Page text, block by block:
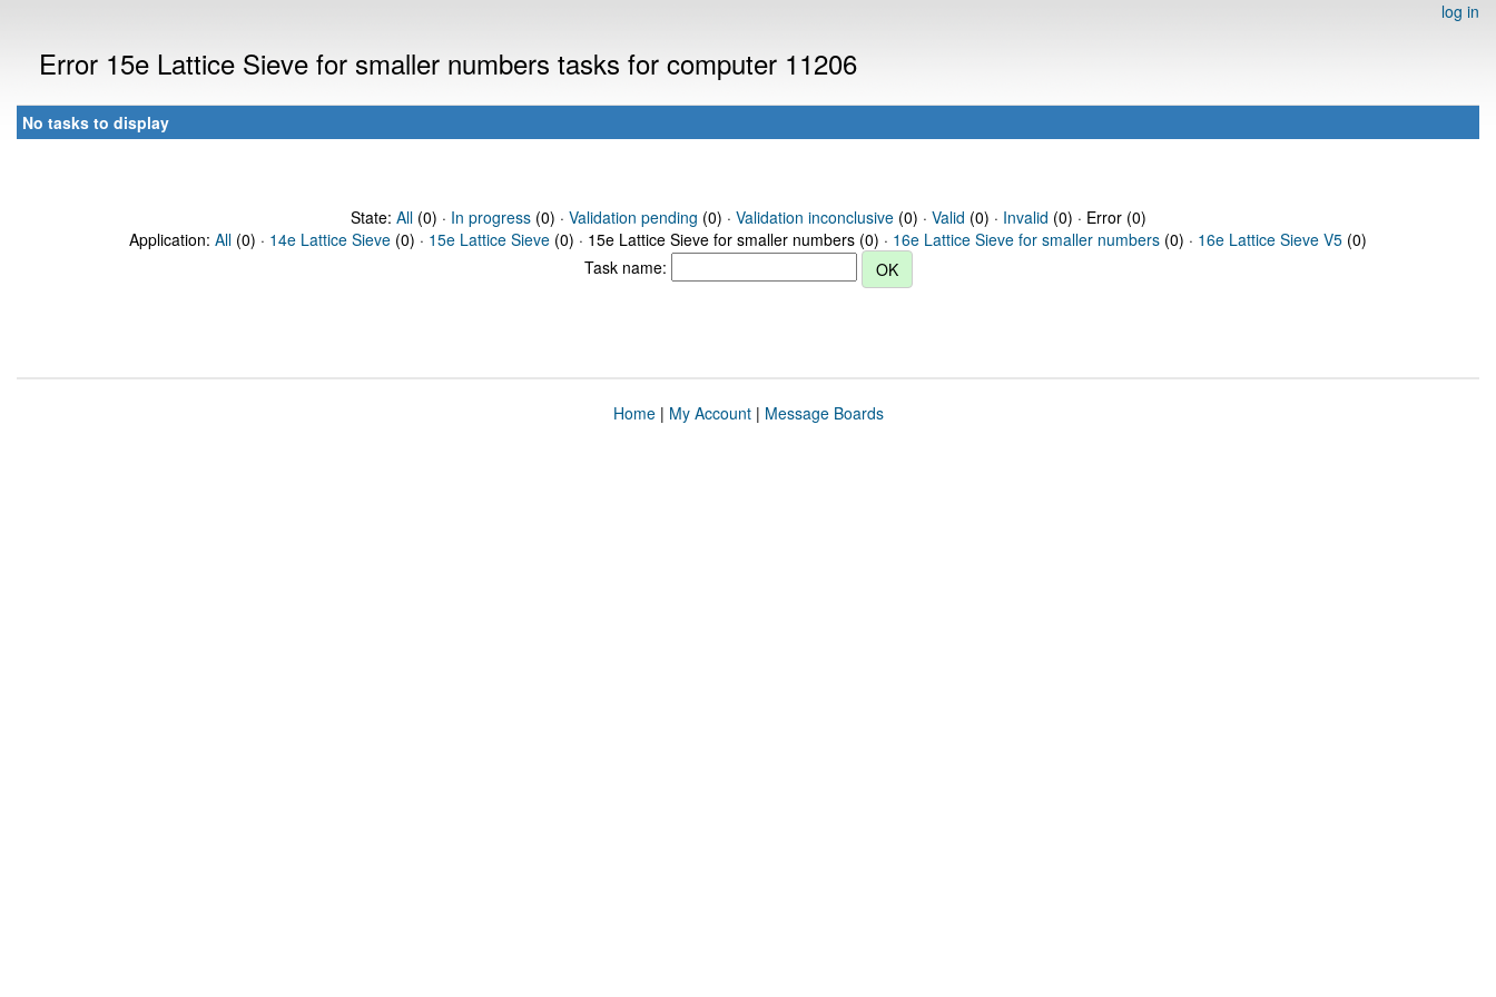
log in
Error 15e Lattice Sieve for smaller numbers tasks for computer 11206
No tasks to display
State: All(0) · In progress(0) · Validation pending (0) · Validation inconclusive(0) · Valid (0) · Invalid (0) · Error (0)
Application: All (0) · 14e Lattice Sieve (0) · 15e Lattice Sieve (0) · 15e Lattice Sieve for smaller numbers (0) · 16e Lattice Sieve for smaller numbers (0) · 16e Lattice Sieve V5 (0)
Task name:
Home| My Account| Message Boards